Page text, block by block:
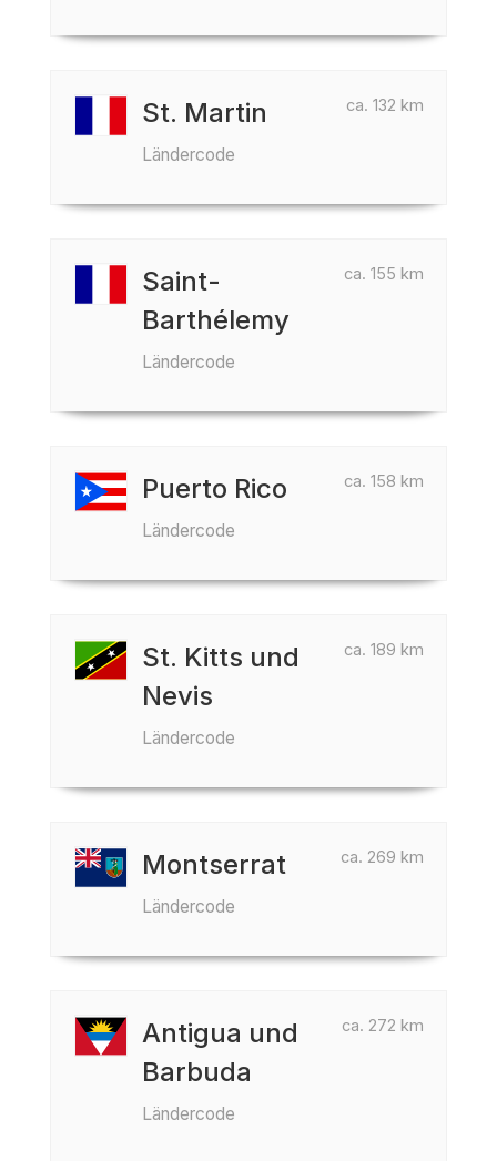
ca. 132 km
St. Martin
Ländercode
ca. 155 km
Saint-
Barthélemy
Ländercode
ca. 158 km
Puerto Rico
Ländercode
ca. 189 km
St. Kitts und
Nevis
Ländercode
ca. 269 km
Montserrat
Ländercode
ca. 272 km
Antigua und
Barbuda
Ländercode